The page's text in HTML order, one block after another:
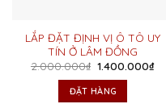
LẮP ĐẶT ĐỊNH VỊ Ô TÔ UY
TÍN Ở LÂM ĐỒNG
2.000.000₫ Giá
là:
2.000.000₫.
1.400.000₫Giá
ĐẶT HÀNG